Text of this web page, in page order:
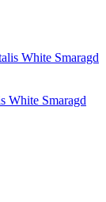
White Smaragd